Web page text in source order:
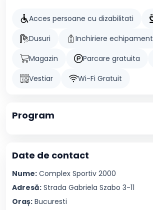
Acces persoane cu dizabilitati
Dusuri
Inchiriere echipament
Magazin
Parcare gratuita
Vestiar
Wi-Fi Gratuit
Program
Date de contact
Nume: Complex Sportiv 2000
Adresă: Strada Gabriela Szabo 3-11
Oraș: Bucuresti